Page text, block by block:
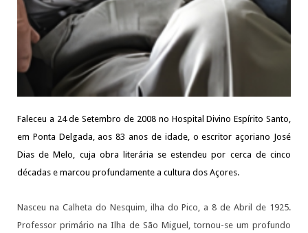
Faleceu a 24 de Setembro de 2008 no Hospital Divino Espírito Santo,
em Ponta Delgada, aos 83 anos de idade, o escritor açoriano José
Dias de Melo, cuja obra literária se estendeu por cerca de cinco
décadas e marcou profundamente a cultura dos Açores.
Nasceu na Calheta do Nesquim, ilha do Pico, a 8 de Abril de 1925.
Professor primário na Ilha de São Miguel, tornou-se um profundo